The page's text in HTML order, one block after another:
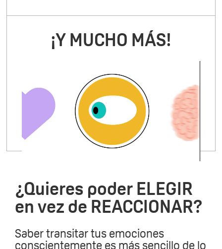
¡Y MUCHO MÁS!
¿Quieres poder ELEGIR
en vez de REACCIONAR?
Saber transitar tus emociones
conscientemente es más sencillo de lo